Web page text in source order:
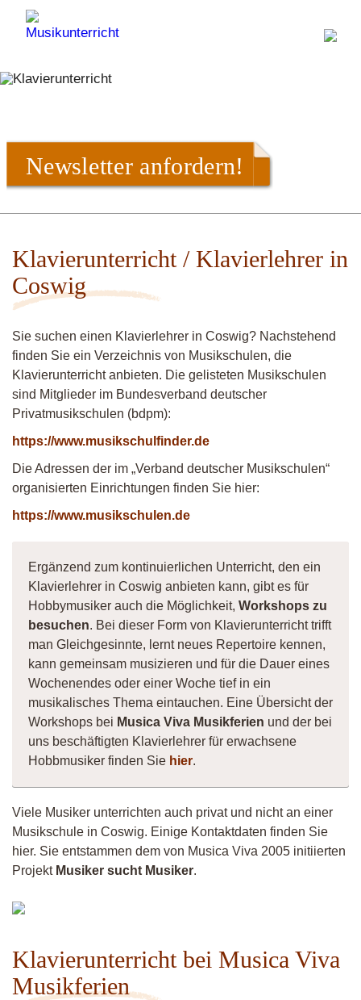
Newsletter anfordern!
Klavierunterricht / Klavierlehrer in
Coswig
Sie suchen einen Klavierlehrer in Coswig? Nachstehend
finden Sie ein Verzeichnis von Musikschulen, die
Klavierunterricht anbieten. Die gelisteten Musikschulen
sind Mitglieder im Bundesverband deutscher
Privatmusikschulen (bdpm):
https://www.musikschulfinder.de
Die Adressen der im „Verband deutscher Musikschulen“
organisierten Einrichtungen finden Sie hier:
https://www.musikschulen.de
Ergänzend zum kontinuierlichen Unterricht, den ein
Klavierlehrer in Coswig anbieten kann, gibt es für
Hobbymusiker auch die Möglichkeit, Workshops zu
besuchen. Bei dieser Form von Klavierunterricht trifft
man Gleichgesinnte, lernt neues Repertoire kennen,
kann gemeinsam musizieren und für die Dauer eines
Wochenendes oder einer Woche tief in ein
musikalisches Thema eintauchen. Eine Übersicht der
Workshops bei Musica Viva Musikferien und der bei
uns beschäftigten Klavierlehrer für erwachsene
Hobbmusiker finden Sie hier.
Viele Musiker unterrichten auch privat und nicht an einer
Musikschule in Coswig. Einige Kontaktdaten finden Sie
hier. Sie entstammen dem von Musica Viva 2005 initiierten
Projekt Musiker sucht Musiker.
Klavierunterricht bei Musica Viva
Musikferien